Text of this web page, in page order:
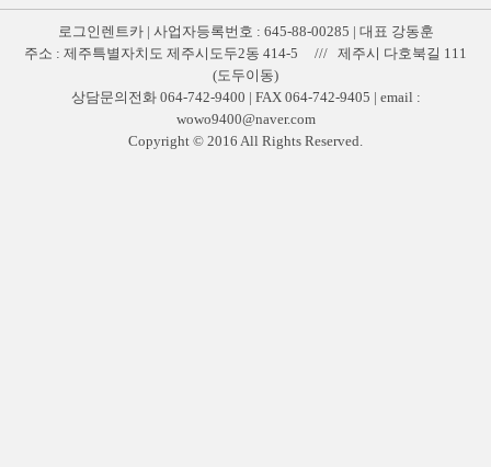
로그인렌트카 | 사업자등록번호 : 645-88-00285 | 대표 강동훈
주소 : 제주특별자치도 제주시도두2동 414-5 /// 제주시 다호북길 111
(도두이동)
상담문의전화 064-742-9400 | FAX 064-742-9405 | email :
wowo9400@naver.com
Copyright © 2016 All Rights Reserved.